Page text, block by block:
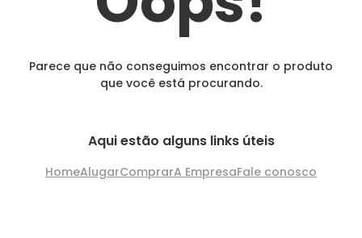
Parece que não conseguimos encontrar o produto
que você está procurando.
Aqui estão alguns links úteis
HomeAlugarComprarA EmpresaFale conosco